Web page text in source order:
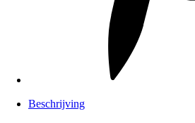
Beschrijving